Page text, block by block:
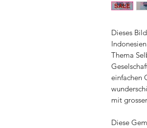
Dieses
Thema
einfachen
mit
Diese